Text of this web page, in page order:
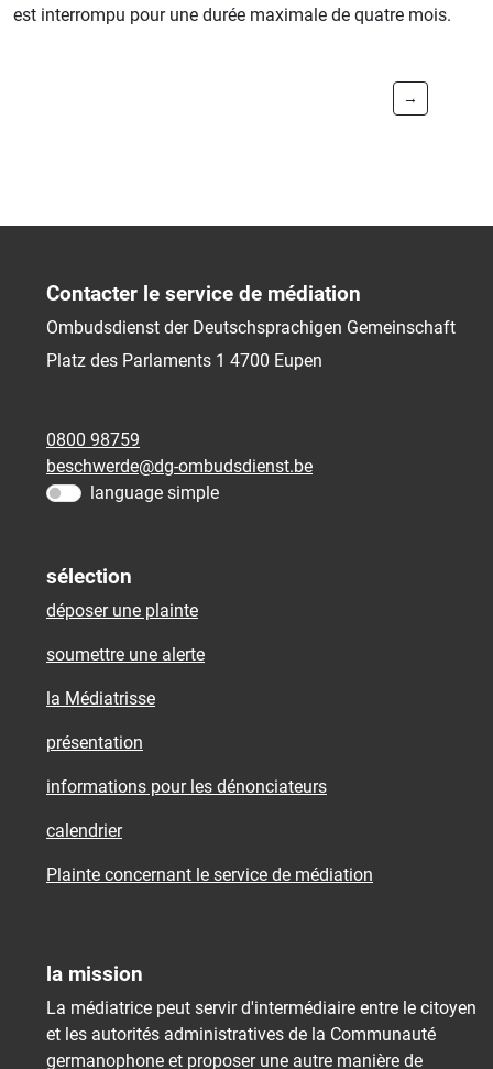
est interrompu pour une durée maximale de quatre mois.
→
Contacter le service de médiation
Ombudsdienst der Deutschsprachigen Gemeinschaft
Platz des Parlaments 1 4700 Eupen
0800 98759
beschwerde@dg-ombudsdienst.be
language simple
sélection
déposer une plainte
soumettre une alerte
la Médiatrisse
présentation
informations pour les dénonciateurs
calendrier
Plainte concernant le service de médiation
la mission
La médiatrice peut servir d'intermédiaire entre le citoyen
et les autorités administratives de la Communauté
germanophone et proposer une autre manière de